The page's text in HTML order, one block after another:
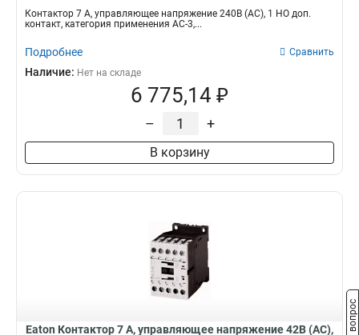
DILM7-10(240V50HZ)
Контактор 7 А, управляющее напряжение 240В (АС), 1 НО доп.
контакт, категория применения AC-3,...
Подробнее Сравнить
Наличие: Нет на складе
6 775,14 ₽
– +
В корзину
Eaton Контактор 7 А, управляющее напряжение 42В (АС),